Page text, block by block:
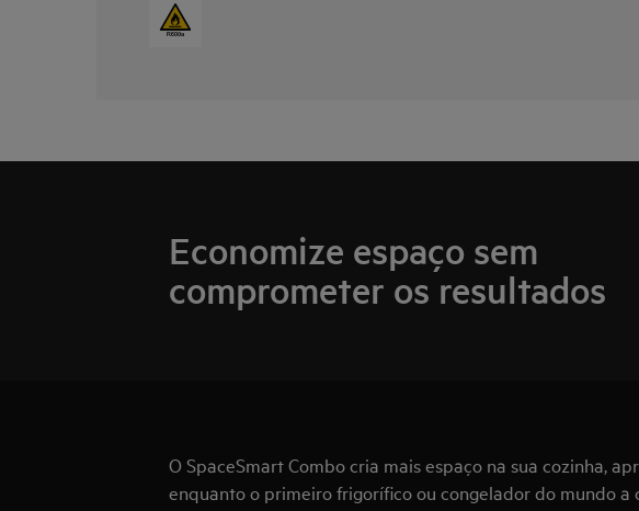
Economize espaço sem
comprometer os resultados
O SpaceSmart Combo cria mais espaço na sua cozinha,
enquanto o primeiro frigorífico ou congelador do mundo a